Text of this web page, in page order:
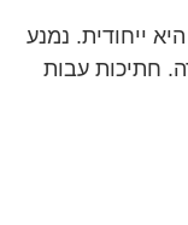
ייחודית. נמנע
חתיכות עבות